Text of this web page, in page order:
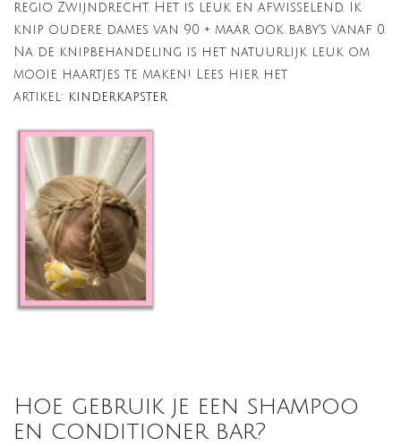
regio Zwijndrecht. Het is leuk en afwisselend. Ik
knip oudere dames van 90 + maar ook baby's vanaf 0.
Na de knipbehandeling is het natuurlijk leuk om
mooie haartjes te maken! Lees hier het
artikel: kinderkapster
Hoe gebruik je een shampoo
en conditioner bar?